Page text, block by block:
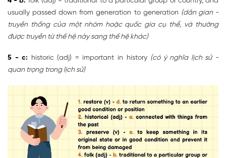
usually passed down from generation to generation (dân gian -
truyền thống của một nhóm hoặc quốc gia cụ thể, và thường
được truyền từ thế hệ này sang thế hệ khác)
5 - c: historic (adj) = important in history (có ý nghĩa lịch sử -
quan trọng trong lịch sử)